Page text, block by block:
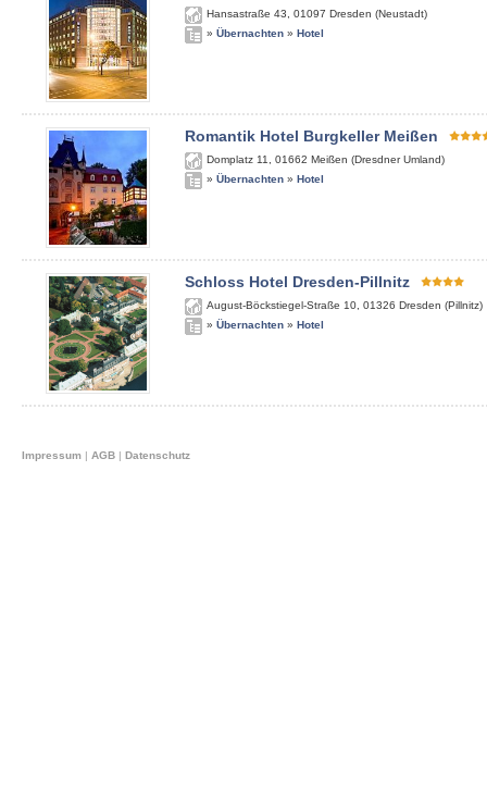
Hansastraße 43 01097 Dresden (Neustadt)
» Übernachten » Hotel
Romantik Hotel Burgkeller Meißen
Domplatz 11 01662 Meißen (Dresdner Umland)
» Übernachten » Hotel
Schloss Hotel Dresden-Pillnitz
August-Böckstiegel-Straße 10 01326 Dresden (Pillnitz)
» Übernachten » Hotel
Impressum | AGB | Datenschutz